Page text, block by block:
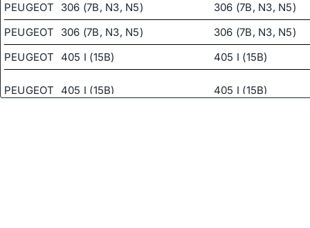
PSA 4007.Q4
PEUGEOT 306 (7B, N3, N5)
306 (7B, N3, N5)
PEUGEOT
306 (7B, N3, N5)
306 (7B, N3, N5)
PEUGEOT
405 I (15B) 405 I (15B)
PEUGEOT 405 I (15B) 405 I (15B)